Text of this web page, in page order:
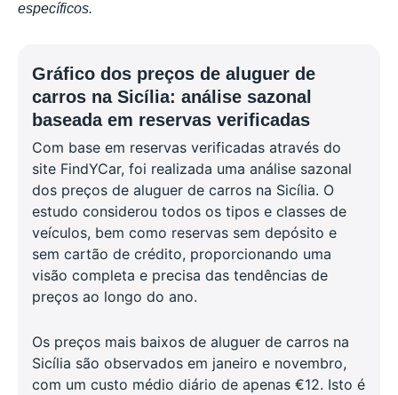
específicos.
Gráfico dos preços de aluguer de
carros na Sicília: análise sazonal
baseada em reservas verificadas
Com base em reservas verificadas através do
site FindYCar, foi realizada uma análise sazonal
dos preços de aluguer de carros na Sicília. O
estudo considerou todos os tipos e classes de
veículos, bem como reservas sem depósito e
sem cartão de crédito, proporcionando uma
visão completa e precisa das tendências de
preços ao longo do ano.
Os preços mais baixos de aluguer de carros na
Sicília são observados em janeiro e novembro,
com um custo médio diário de apenas €12. Isto é